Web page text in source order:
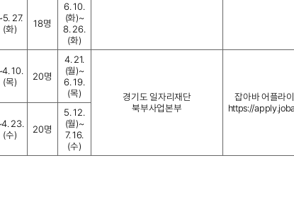
27.
(화)
18명
6. 10.
(화)~
8. 26.
(화)
10.
(목)
20명
4. 21.
(월)~
6. 19.
(목)
경기도 일자리재단
북부사업본부
잡아바 어플라
https://
23.
(수)
20명
5. 12.
(월)~
7. 16.
(수)